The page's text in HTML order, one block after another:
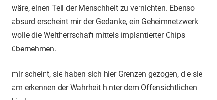
wäre, einen Teil der Menschheit zu vernichten. Ebenso
absurd erscheint mir der Gedanke, ein Geheimnetzwerk
wolle die Weltherrschaft mittels implantierter Chips
übernehmen.
mir scheint, sie haben sich hier Grenzen gezogen, die sie
am erkennen der Wahrheit hinter dem Offensichtlichen